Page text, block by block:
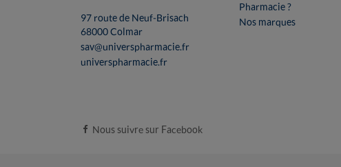
97 route de Neuf-Brisach
68000 Colmar
sav@universpharmacie.fr
universpharmacie.fr
Pharmacie ?
Nos marques
Nous suivre sur Facebook